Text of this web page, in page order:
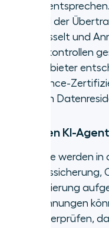
DSGVO
während der
verschlüsselt und
Zugriffskontrollen
einen Anbieter
Compliance-
sich nach
Zeichnen KI-
Ja, Anrufe werden
Qualitätssicherung,
Protokollierung
Aufzeichnungen
der KI überprüfen,